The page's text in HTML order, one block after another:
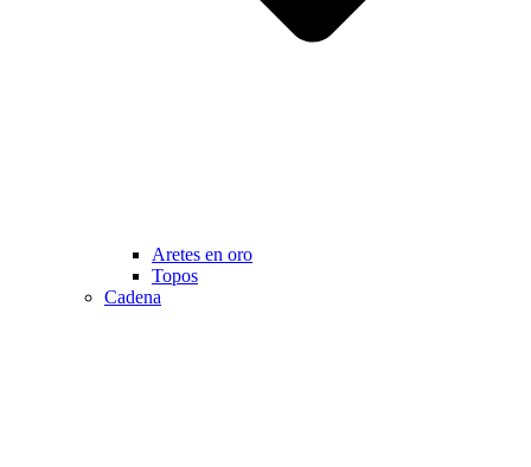
Aretes en oro
Topos
Cadena